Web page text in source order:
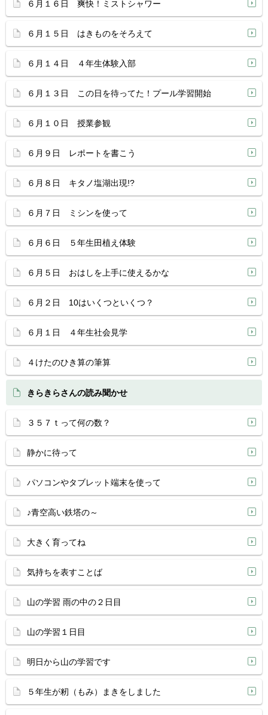
６月１６日 爽快！ミストシャワー
６月１５日 はきものをそろえて
６月１４日 ４年生体験入部
６月１３日 この日を待ってた！プール学習開始
６月１０日 授業参観
６月９日 レポートを書こう
６月８日 キタノ塩湖出現!?
６月７日 ミシンを使って
６月６日 ５年生田植え体験
６月５日 おはしを上手に使えるかな
６月２日 10はいくつといくつ？
６月１日 ４年生社会見学
４けたのひき算の筆算
きらきらさんの読み聞かせ
３５７ｔって何の数？
静かに待って
パソコンやタブレット端末を使って
♪青空高い鉄塔の～
大きく育ってね
気持ちを表すことば
山の学習 雨の中の２日目
山の学習１日目
明日から山の学習です
５年生が籾（もみ）まきをしました